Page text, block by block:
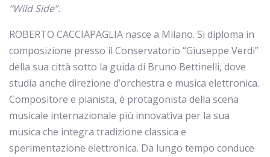
“Wild Side”.
ROBERTO CACCIAPAGLIA nasce a Milano. Si diploma in
composizione presso il Conservatorio “Giuseppe Verdi”
della sua città sotto la guida di Bruno Bettinelli, dove
studia anche direzione d’orchestra e musica elettronica.
Compositore e pianista, è protagonista della scena
musicale internazionale più innovativa per la sua
musica che integra tradizione classica e
sperimentazione elettronica. Da lungo tempo conduce